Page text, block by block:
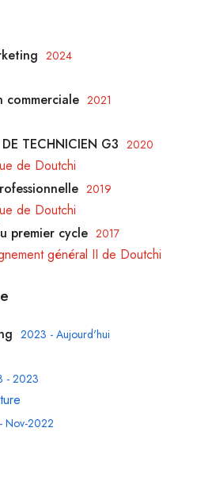
2024
commerciale 2021
TECHNICIEN G3 2020
de Doutchi
2019
de Doutchi
premier cycle 2017
général II de Doutchi
2023 - Aujourd'hui
- 2023
Nov-2022